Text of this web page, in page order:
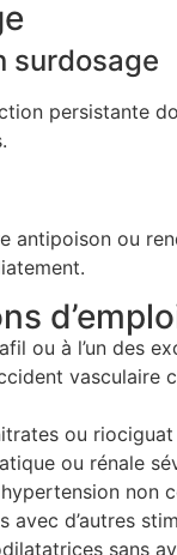
surdosage
persistante
antipoison ou
ou à l’un des
vasculaire
ou riociguat
ou rénale
non
avec d’autres
sans